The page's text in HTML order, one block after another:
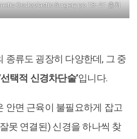
Oculoplastic Surgery pp 18–21 출처
종류도 굉장히 다양한데, 그 중
선택적 신경차단술’입니다.
안면 근육이 불필요하게 잡고
못 연결된) 신경을 하나씩 찾